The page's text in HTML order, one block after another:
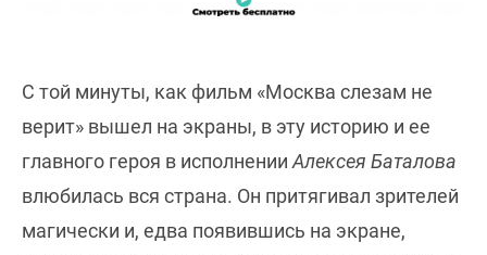
С той минуты, как фильм «Москва слезам не
верит» вышел на экраны, в эту историю и ее
главного героя в исполнении Алексея Баталова
влюбилась вся страна. Он притягивал зрителей
магически и, едва появившись на экране,